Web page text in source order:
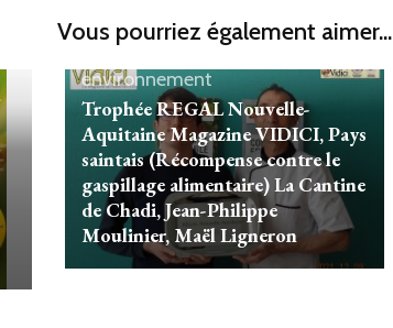
Vous pourriez également aimer...
gaspillagePresseSanté -
environnement
Trophée REGAL Nouvelle-
Aquitaine Magazine VIDICI, Pays
saintais (Récompense contre le
gaspillage alimentaire) La Cantine
de Chadi, Jean-Philippe
Moulinier, Maël Ligneron